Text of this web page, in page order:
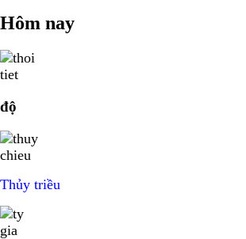
Hôm nay
độ
Thủy triều